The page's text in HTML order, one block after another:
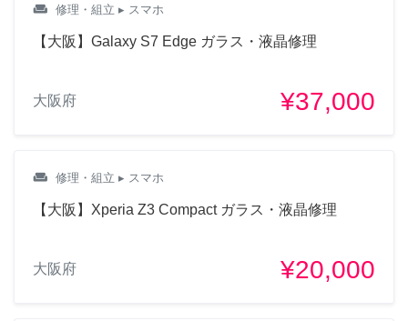
weekend 修理・組立 ▸ スマホ
【大阪】Galaxy S7 Edge ガラス・液晶修理
大阪府 ¥37,000
weekend 修理・組立 ▸ スマホ
【大阪】Xperia Z3 Compact ガラス・液晶修理
大阪府 ¥20,000